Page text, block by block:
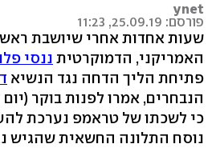
ynet
פורסם: 25.09.19, 11:23
שעות אחדות אחרי שיושבת
האמריקני, הדמוקרטית ננסי
פתיחת הליך הדחה נגד הנשיא
הנבחרים, אמרו לפנות בוקר
כי לשכתו של טראמפ נערכת
נוסח התלונה החשאית שהגיש